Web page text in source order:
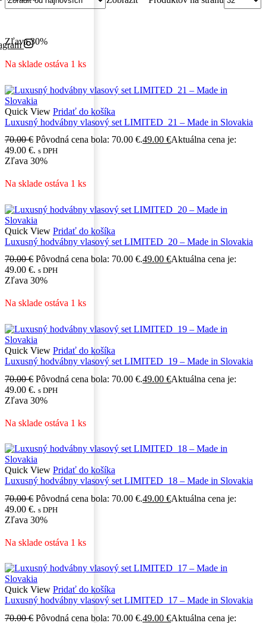
Zľava30%
Na sklade ostáva 1 ks
Quick View Pridať do košíka
Luxusný hodvábny vlasový set LIMITED_21 – Made in Slovakia
70.00€ Pôvodná cena bola: 70.00 €.49.00 €Aktuálna cena je:
49.00 €. s DPH
Zľava 30%
Na sklade ostáva 1 ks
Quick View Pridať do košíka
Luxusný hodvábny vlasový set LIMITED_20 – Made in Slovakia
70.00€ Pôvodná cena bola: 70.00 €.49.00 €Aktuálna cena je:
49.00 €. s DPH
Zľava 30%
Na sklade ostáva 1 ks
Quick View Pridať do košíka
Luxusný hodvábny vlasový set LIMITED_19 – Made in Slovakia
70.00€ Pôvodná cena bola: 70.00 €.49.00 €Aktuálna cena je:
49.00 €. s DPH
Zľava 30%
Na sklade ostáva 1 ks
Quick View Pridať do košíka
Luxusný hodvábny vlasový set LIMITED_18 – Made in Slovakia
70.00€ Pôvodná cena bola: 70.00 €.49.00 €Aktuálna cena je:
49.00 €. s DPH
Zľava 30%
Na sklade ostáva 1 ks
Quick View Pridať do košíka
Luxusný hodvábny vlasový set LIMITED_17 – Made in Slovakia
70.00€ Pôvodná cena bola: 70.00 €.49.00 €Aktuálna cena je: